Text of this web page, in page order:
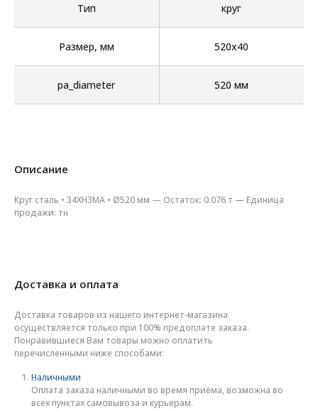
Тип круг
Размер, мм 520х40
pa_diameter 520 мм
Описание
Круг сталь • 34ХН3МА • Ø520 мм — Остаток: 0.076 т — Единица
продажи: тн
Доставка и оплата
Доставка товаров из нашего интернет-магазина
осуществляется только при 100% предоплате заказа.
Понравившиеся Вам товары можно оплатить
перечисленными ниже способами:
Наличными
Оплата заказа наличными во время приёма, возможна во
всех пунктах самовывоза и курьерам.